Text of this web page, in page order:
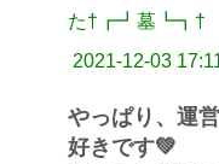
た†┏┛墓┗┓†
2021-12-03
やっぱり、運
好きです💚